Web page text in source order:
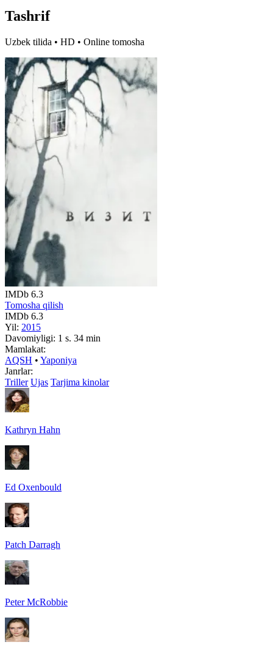
Tashrif
Uzbek tilida • HD • Online tomosha
IMDb 6.3
Tomosha qilish
IMDb 6.3
Yil: 2015
Davomiyligi: 1 s. 34 min
Mamlakat:
AQSH • Yaponiya
Janrlar:
Triller Ujas Tarjima kinolar
Kathryn Hahn
Ed Oxenbould
Patch Darragh
Peter McRobbie